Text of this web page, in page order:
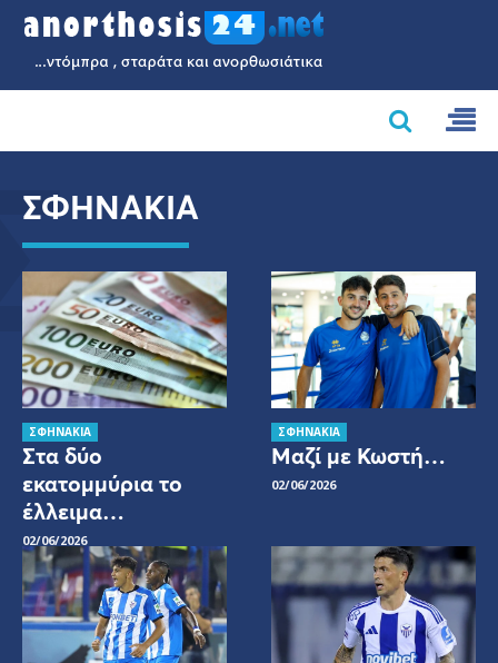
ΣΦΗΝΑΚΙΑ
ΣΦΗΝΑΚΙΑ
Στα δύο
εκατομμύρια το
έλλειμα…
02/06/2026
ΣΦΗΝΑΚΙΑ
Μαζί με Κωστή…
02/06/2026